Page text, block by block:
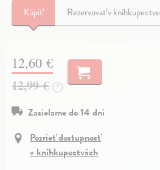
Kúpiť Rezervovať v kníhkupectve
12,60 €
12,99 € ?
Zasielame do 14 dní
Pozrieť dostupnosť
v kníhkupectvách